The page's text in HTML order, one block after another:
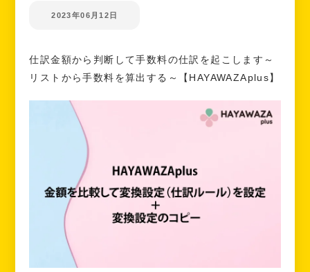
2023年06月12日
仕訳金額から判断して手数料の仕訳を起こします～
リストから手数料を算出する～【HAYAWAZAplus】